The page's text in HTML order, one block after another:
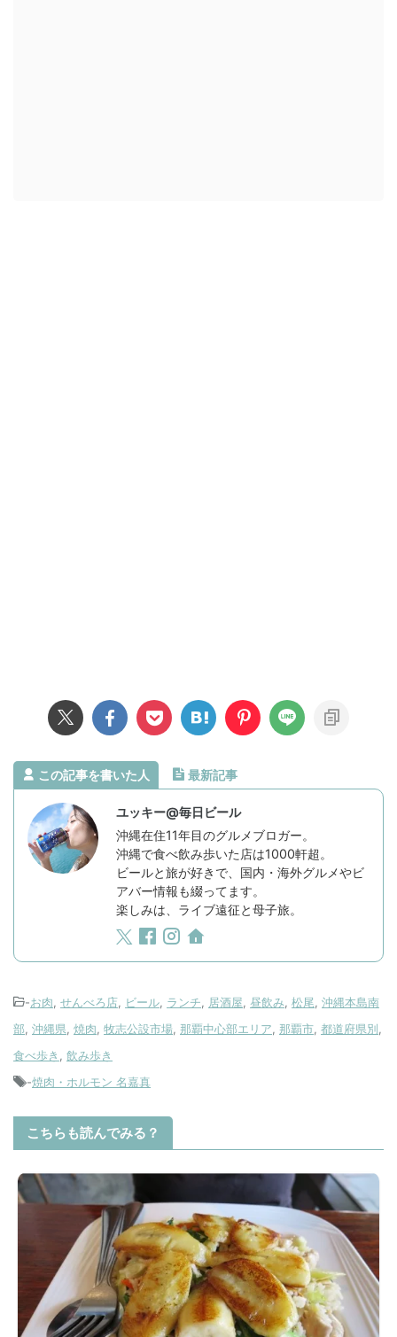
この記事を書いた人 最新記事
ユッキー@毎日ビール
沖縄在住11年目のグルメブロガー。
沖縄で食べ飲み歩いた店は1000軒超。
ビールと旅が好きで、国内・海外グルメやビ
アバー情報も綴ってます。
楽しみは、ライブ遠征と母子旅。
-お肉, せんべろ店, ビール, ランチ, 居酒屋, 昼飲み, 松尾, 沖縄本島南
部, 沖縄県, 焼肉, 牧志公設市場, 那覇中心部エリア, 那覇市, 都道府県別,
食べ歩き , 飲み歩き
-焼肉・ホルモン 名嘉真
こちらも読んでみる？